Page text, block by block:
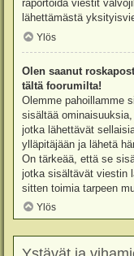
raportoida viestit
lähettämästä
Ylös
Olen saanut
tältä foorumilta!
Olemme pahoillamme
sisältää
jotka lähettävät
ylläpitäjään ja lähetä
On tärkeää, että se
jotka sisältävät viestin
sitten toimia tarpeen
Ylös